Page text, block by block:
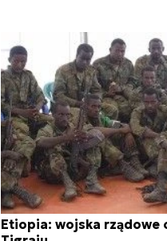
Etiopia: wojska rządowe